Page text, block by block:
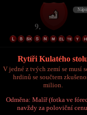
Rytíři Kulatého
V jedné z tvých zemí se musí
hrdinů se součtem
milion.
Odměna: Malíř (fotka ve
navždy za poloviční